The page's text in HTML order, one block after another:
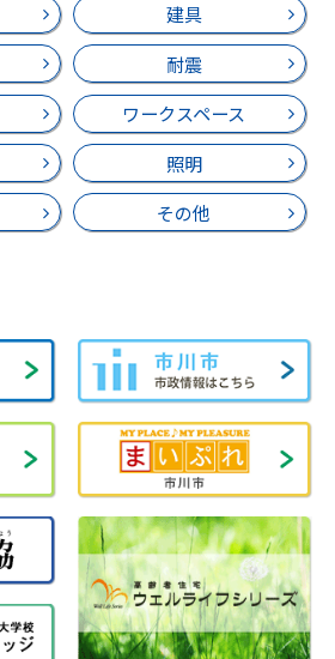
建具
耐震
ワークスペース
照明
その他